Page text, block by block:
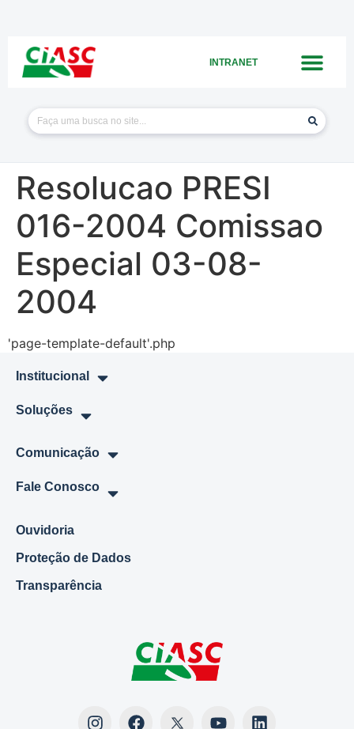
INTRANET
Resolucao PRESI
016-2004 Comissao
Especial 03-08-
2004
'page-template-default'.php
Institucional
Soluções
Comunicação
Fale Conosco
Ouvidoria
Proteção de Dados
Transparência